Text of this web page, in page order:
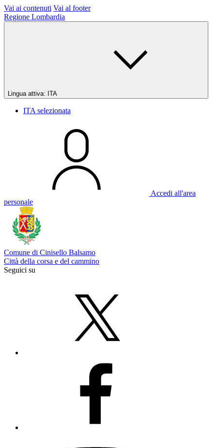
Vai ai contenuti Vai al footer
Regione Lombardia
Lingua attiva: ITA
ITA selezionata
Accedi all'area
personale
Comune di Cinisello Balsamo
Città della corsa e del cammino
Seguici su